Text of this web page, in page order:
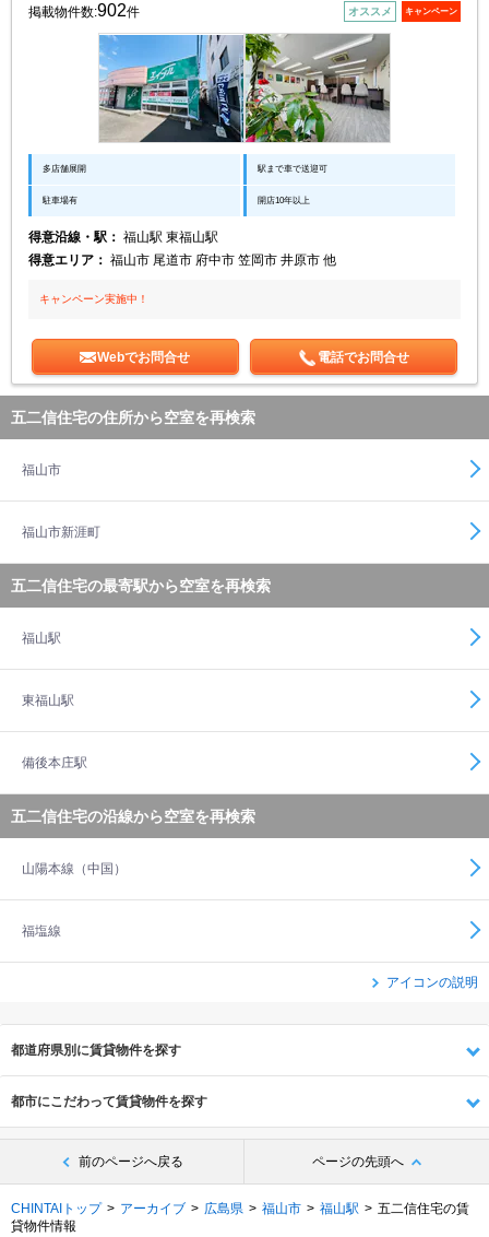
掲載物件数:902件 オススメ キャンペーン
多店舗展開 駅まで車で送迎可
駐車場有 開店10年以上
得意沿線・駅： 福山駅 東福山駅
得意エリア： 福山市 尾道市 府中市 笠岡市 井原市 他
キャンペーン実施中！
Webでお問合せ 電話でお問合せ
五二信住宅の住所から空室を再検索
福山市
福山市新涯町
五二信住宅の最寄駅から空室を再検索
福山駅
東福山駅
備後本庄駅
五二信住宅の沿線から空室を再検索
山陽本線（中国）
福塩線
アイコンの説明
都道府県別に賃貸物件を探す
都市にこだわって賃貸物件を探す
前のページへ戻る ページの先頭へ
CHINTAIトップ アーカイブ 広島県 福山市 福山駅
五二信住宅の賃
貸物件情報